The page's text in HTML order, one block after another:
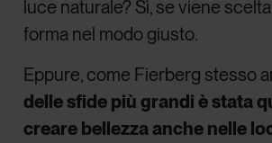
luce naturale? Sì, se viene
forma nel modo giusto.
Eppure, come Fierberg stesso
delle sfide più grandi è stata
creare bellezza anche nelle